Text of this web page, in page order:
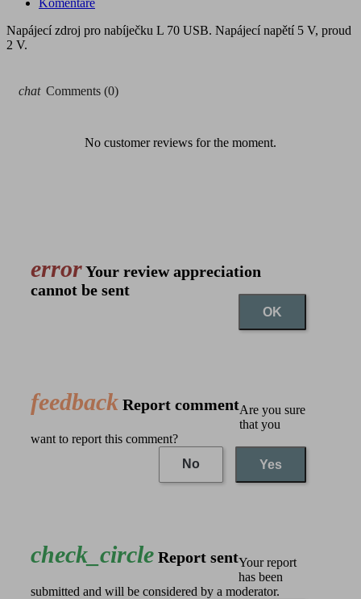
Napájecí zdroj pro nabíječku L 70 USB. Napájecí napětí 5 V, proud
2 V.
chat Comments (0)
No customer reviews for the moment.
errorYour review appreciation
cannot be sent
OK
feedback Report commentAre you sure
that you
want to report this comment?
No
Yes
check_circle Report sentYour report
has been
submitted and will be considered by a moderator.